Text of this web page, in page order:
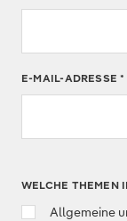
E-MAIL-ADRESSE *
WELCHE THEMEN
Allgemeine